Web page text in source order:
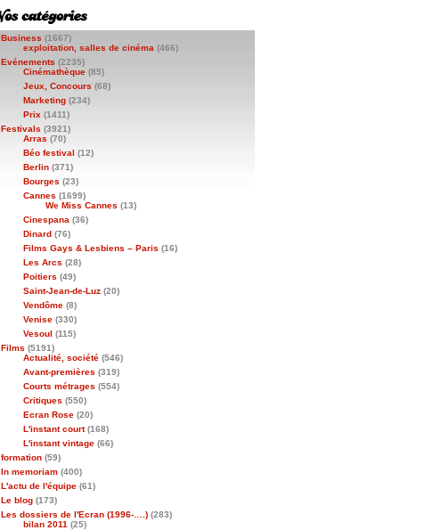
Business (1667)
exploitation, salles de cinéma (466)
Evénements (2235)
Cinémathèque (85)
Jeux, Concours (68)
Marketing (234)
Prix (1411)
Festivals (3921)
Arras (70)
Béo festival (12)
Berlin (371)
Bourges (23)
Cannes (1699)
We Miss Cannes (13)
Cinespana (36)
Dinard (76)
Films Gays & Lesbiens – Paris (16)
Les Arcs (28)
Poitiers (49)
Saint-Jean-de-Luz (20)
Vendôme (8)
Venise (330)
Vesoul (115)
Films (5191)
Actualité, société (546)
Avant-premières (319)
Courts métrages (554)
Critiques (550)
Ecran Rose (20)
L'instant court(168)
L'instant vintage (66)
formation (59)
In memoriam (400)
L'actu de l'équipe (61)
Le blog (173)
Les dossiers de l'Ecran (1996-….) (283)
bilan 2011 (25)